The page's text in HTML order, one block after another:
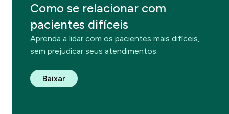
Como se relacionar com
pacientes difíceis
Aprenda a lidar com os pacientes mais difíceis,
sem prejudicar seus atendimentos.
Baixar